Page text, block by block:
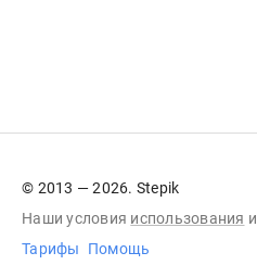
© 2013 — 2026. Stepik
Наши условия использования и
Тарифы
Помощь